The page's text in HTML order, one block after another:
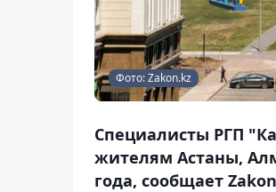
Фото: Zakon.kz
Специалисты РГП
жителям Астаны,
года, сообщает